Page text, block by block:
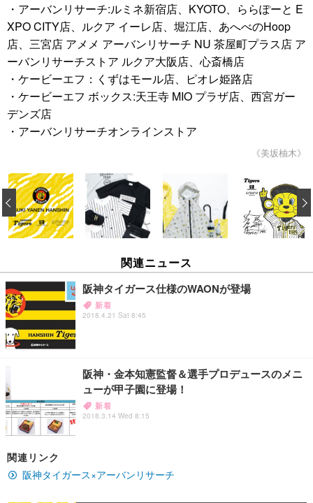
・アーバンリサーチ:ルミネ新宿店、KYOTO、ららぽーと E
XPO CITY店、ルクア イーレ店、堀江店、あへべのHoop
店、三宮店 アメメ アーバンリサーチ NU 茶屋町プラス店 ア
ーバンリサーチストア ルクア大阪店、心斎橋店
・ケービーエフ：くずはモール店、ピオレ姫路店
・ケービーエフ ボックス:天王寺 MIO プラザ店、西宮ガー
デンズ店
・アーバンリサーチオンラインストア
《美坂柚木》
‹
関連ニュース
阪神タイガース仕様のWAONが登場
新着
2018.4.21 Sat 8:45
阪神・金本知憲監督＆選手プロデュースのメニ
ューが甲子園に登場！
新着
2018.3.14 Wed 8:15
関連リンク
阪神タイガース×アーバンリサーチ